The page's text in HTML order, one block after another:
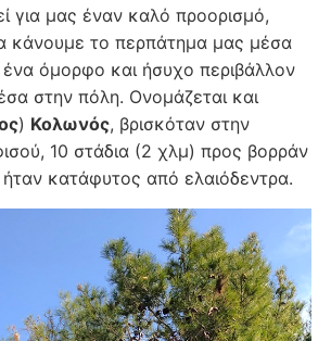
για μας έναν καλό προορισμό,
κάνουμε το περπάτημα μας μέσα
όμορφο και ήσυχο περιβάλλον
στην πόλη. Ονομάζεται και
) Κολωνός, βρισκόταν στην
10 στάδια (2 χλμ) προς βορράν
ήταν κατάφυτος από ελαιόδεντρα.